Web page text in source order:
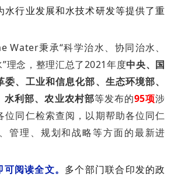
水行业发展和水技术研发等提供了重
Water秉承“科学治水、协同治水、
理念，整理汇总了2021年度中央、 国
、 工业和信息化部、 生态环境部、
水利部、农业农村部等发布的95项涉
位同仁检索查阅，以期帮助各位同仁
管理、规划和战略等方面的最新进
阅读全文。 多个部门联合印发的政